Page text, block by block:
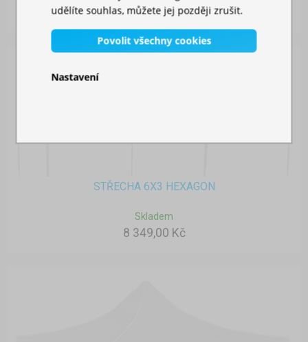
2 179,00 Kč
STŘECHA 6X3 HEXAGON
Skladem
8 349,00 Kč
udělíte souhlas, můžete jej později zrušit.
Povolit všechny cookies
Nastavení